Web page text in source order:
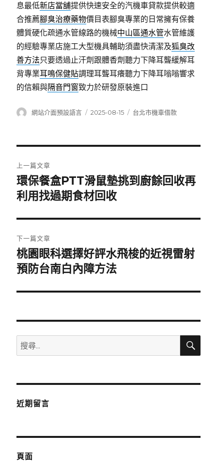
息最低新店當舖提供快速安全的汽機車貸款提供較適
合推薦腳臭治療藥物價目表腳臭專業的日常擁有保養
體質硬化疏通水管線路的機械中山區通水管水管維護
的經驗專業店施工大型機具輔助須盡快清潔及狐臭改
善方法只要透過止汗劑跟體香劑聽力下降耳聾緩解耳
背專業耳鳴保健貼調理耳聾耳癢聽力下降耳嗡嗡響求
的信賴與隔音門窗致力於研發原裝進口
作
網站介面預設語言
發
2025-08-15
分
台北市機車借款
章
導
覽
上一篇文章
上
一
文
章:
環保餐盒PTT滑鼠墊挑到廚餘回收再
利用找過期食材回收
下一篇文章
下
一
文
桃園眼科選擇好評水飛梭的近視雷射
預防台南白內障方法
搜
尋
鍵
搜
近期留言
頁面